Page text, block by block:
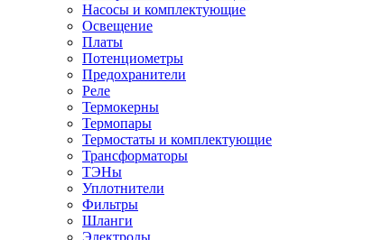
Насосы и комплектующие
Освещение
Платы
Потенциометры
Предохранители
Реле
Термокерны
Термопары
Термостаты и комплектующие
Трансформаторы
ТЭНы
Уплотнители
Фильтры
Шланги
Электроды